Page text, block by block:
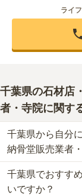
ライ
千葉県の石材店
者・寺院に関す
千葉県から自分
納骨堂販売業者
千葉県で自分に合
ことが大切です。
千葉県でおすす
いですか？